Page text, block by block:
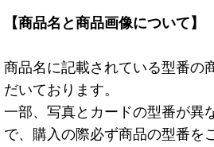
【商品名と商品画像について】
商品名に記載されている型番の
だいております。
一部、写真とカードの型番が異
で、購入の際必ず商品の型番を